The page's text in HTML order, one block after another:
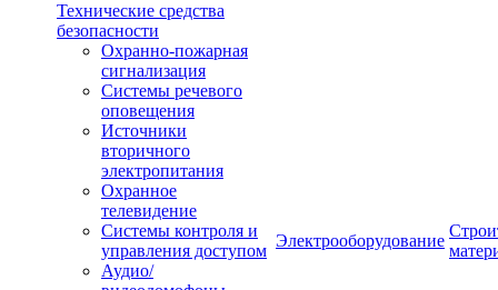
Технические средства
безопасности
Охранно-пожарная
сигнализация
Системы речевого
оповещения
Источники
вторичного
электропитания
Охранное
телевидение
Системы контроля и
управления доступом
Аудио/
Электрооборудование